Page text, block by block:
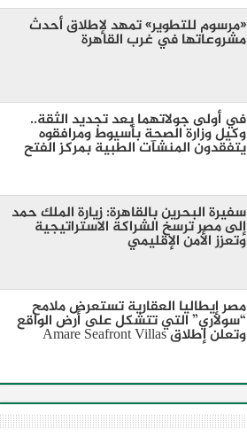
«مرسوم للتطوير» تمهد لإطلاق أحدث
مشروعاتها في غرب القاهرة
في أولى جولاتهما بعد تجديد الثقة..
وكيل وزارة الصحة بأسيوط ومرافقوه
يتفقدون المنشآت الطبية بمركز الفتح
سفيرة البحرين بالقاهرة: زيارة الملك حمد
إلى مصر ترسخ الشراكة الاستراتيجية
وتعزز الأمن الإقليمي
مصر إيطاليا العقارية تستعرض ملامح
“سولاري” التي تتشكل على أرض الواقع
وتعلن إطلاق Amare Seafront Villas